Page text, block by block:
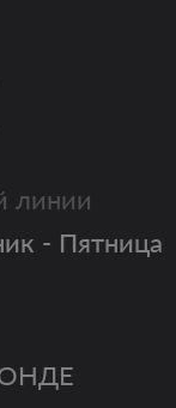
линии
- Пятница